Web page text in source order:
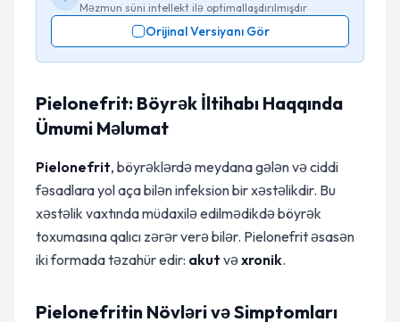
Məzmun süni intellekt ilə optimallaşdırılmışdır
Orijinal Versiyanı Gör
Pielonefrit: Böyrək İltihabı Haqqında
Ümumi Məlumat
Pielonefrit, böyrəklərdə meydana gələn və ciddi
fəsadlara yol aça bilən infeksion bir xəstəlikdir. Bu
xəstəlik vaxtında müdaxilə edilmədikdə böyrək
toxumasına qalıcı zərər verə bilər. Pielonefrit əsasən
iki formada təzahür edir: akut vəxronik.
Pielonefritin Növləri və Simptomları